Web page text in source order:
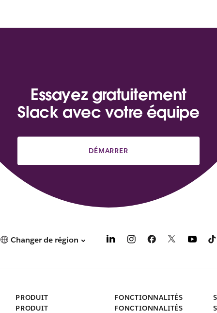
Essayez gratuitement
Slack avec votre équipe
DÉMARRER
Changer de région
PRODUIT
PRODUIT
FONCTIONNALITÉS
FONCTIONNALITÉS